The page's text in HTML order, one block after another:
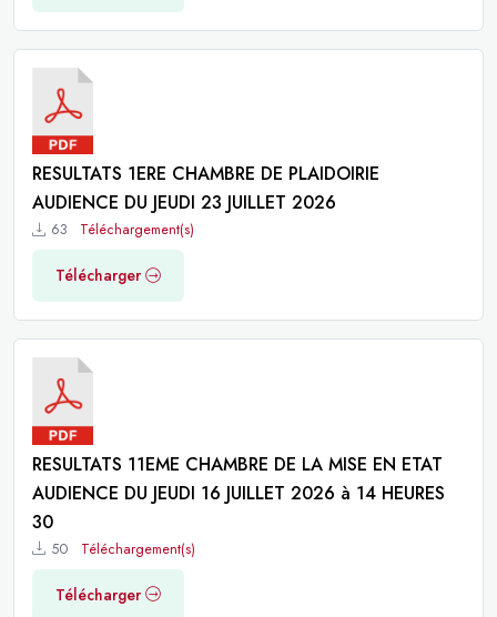
RESULTATS 1ERE CHAMBRE DE PLAIDOIRIE
AUDIENCE DU JEUDI 23 JUILLET 2026
63 Téléchargement(s)
Télécharger
RESULTATS 11EME CHAMBRE DE LA MISE EN ETAT
AUDIENCE DU JEUDI 16 JUILLET 2026 à 14 HEURES
30
50 Téléchargement(s)
Télécharger